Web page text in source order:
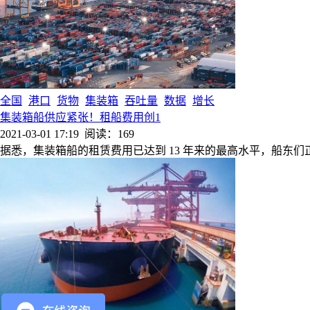
全国 港口 货物 集装箱 吞吐量 数据 增长
集装箱船供应紧张！租船费用创1
2021-03-01 17:19 阅读：169
据悉，集装箱船的租赁费用已达到 13 年来的最高水平，船东们